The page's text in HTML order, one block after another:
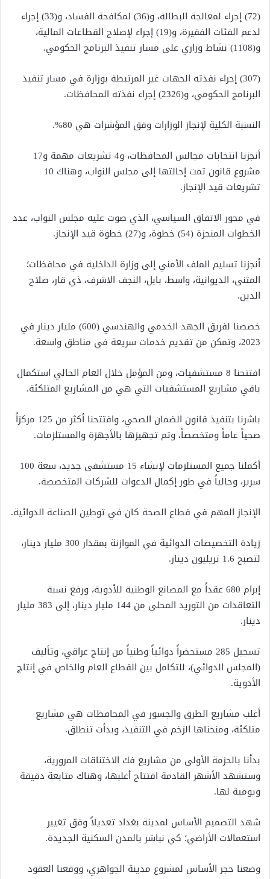
(72) إجراء لمعالجة البطالة، و(36) لمكافحة الفساد، و(33) إجراء
لدعم الفئات الفقيرة، و(19) إجراء لإصلاح القطاعات المالية،
و(1108) نشاط وزاري على مسار تنفيذ البرنامج الحكومي.
(307) إجراء نفذته الجهات غير المرتبطة بوزارة في مسار تنفيذ
البرنامج الحكومي، و(2326) إجراء نفذته المحافظات.
النسبة الكلية لإنجاز الوزارات وفق المؤشرات هي 80%.
أنجزنا انتخابات مجالس المحافظات، و4 تشريعات مهمة و17
مشروع قانون تمت إحالتها إلى مجلس النواب، وهناك 10
تشريعات قيد الإنجاز.
في محور الاتفاق السياسي، الذي صوت عليه مجلس النواب، عدد
الخطوات المنجزة (54) خطوة، و(27) خطوة قيد الإنجاز.
أنجزنا تسليم الملف الأمني إلى وزارة الداخلية في محافظات؛
المثنى، الديوانية، واسط، بابل، النجف الاشرف، ذي قار، صلاح
الدين.
خصصنا لفريق الجهد الخدمي والهندسي (600) مليار دينار في
2023، وتمكن من تقديم خدمات سريعة في مناطق واسعة.
افتتحنا 8 مستشفيات، ومن المؤمل خلال العام الحالي استكمال
باقي مشاريع المستشفيات التي هي من المشاريع المتلكئة.
باشرنا بتنفيذ قانون الضمان الصحي، وافتتحنا أكثر من 125 مركزاً
صحياً عاماً ومتخصصاً، وتم تجهيزها بالأجهزة والمستلزمات.
أكملنا جميع المستلزمات لإنشاء 15 مستشفى جديد، سعة 100
سرير، وحالياً في طور إكمال الدعوات للشركات المتخصصة.
الإنجاز المهم في قطاع الصحة كان في توطين الصناعة الدوائية.
زيادة التخصيصات الدوائية في الموازنة بمقدار 300 مليار دينار،
لتصبح 1.6 تريليون دينار.
إبرام 680 عقداً مع المصانع الوطنية للأدوية، ورفع نسبة
التعاقدات من التوريد المحلي من 144 مليار دينار، إلى 383 مليار
دينار.
تسجيل 285 مستحضراً دوائياً وطنياً من إنتاج عراقي، وتأليف
(المجلس الدوائي)، للتكامل بين القطاع العام والخاص في إنتاج
الأدوية.
أغلب مشاريع الطرق والجسور في المحافظات هي مشاريع
متلكئة، ومنحناها الزخم في التنفيذ، وبدأت تنطلق.
بدأنا بالحزمة الأولى من مشاريع فك الاختناقات المرورية،
وستشهد الأشهر القادمة افتتاح أغلبها، وهناك متابعة دقيقة
ويومية لها.
شهد التصميم الأساس لمدينة بغداد تعديلاً وفق تغيير
استعمالات الأراضي؛ كي نباشر بالمدن السكنية الجديدة.
وضعنا حجر الأساس لمشروع مدينة الجواهري، ووقعنا العقود